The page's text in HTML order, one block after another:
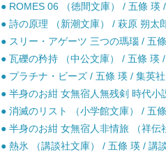
● ROMES 06 （徳間文庫） / 五條 瑛
● 詩の原理 （新潮文庫） / 萩原 朔太
● スリー・アゲーツ 三つの瑪瑙 / 五
● 瓦礫の矜持 （中公文庫） / 五條 瑛
● プラチナ・ビーズ / 五條 瑛 / 集英
● 半身のお紺 女無宿人無残剣 時代
● 消滅のリスト （小学館文庫） / 五
● 半身のお紺 女無宿人非情旅 （祥
● 熱氷 （講談社文庫） / 五條 瑛 / 講